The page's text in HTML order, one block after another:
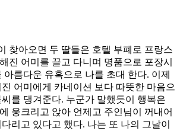
찾아오면 두 딸들은 호텔 부폐로 프랑스
진 어미를 끌고 다니며 명품으로 포장시
아름다운 유혹으로 나를 초대 한다. 이제
어미에게 카네이션 보다 따뜻한 마음으
를 댕겨준다. 누군가 말했듯이 행복은
웅크리고 앉아 언제고 주인님이 꺼내어
리고 있다고 했다. 나는 또 나의 그날이